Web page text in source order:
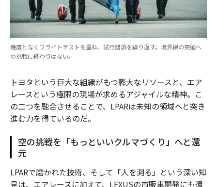
幾度となくフライトテストを重ね、試行錯誤を繰り返す。境界線の突破へ
の挑戦に終わりはない。
トヨタという巨大な組織がもつ膨大なリソースと、エア
レースという極限の現場が求めるアジャイルな精神。こ
の二つを融合させることで、LPARは未知の領域へと突き
進む力を得ているのだ。
空の挑戦を「もっといいクルマづくり」へと還
元
LPARで磨かれた技術、そして「人を測る」という深い知
見は、エアレースに加えて、LEXUSの市販車開発にも還